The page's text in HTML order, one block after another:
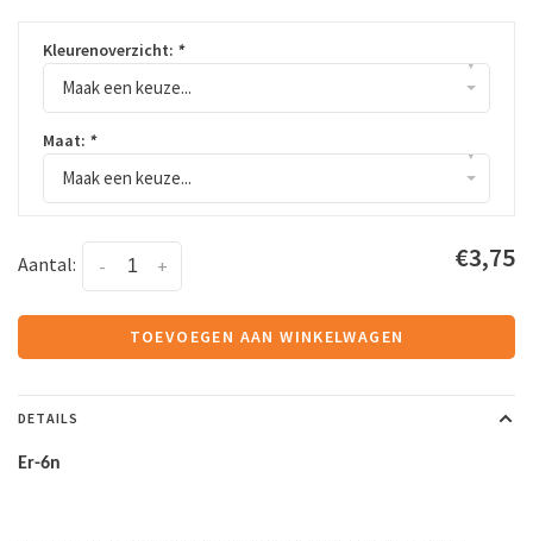
Kleurenoverzicht: *
Maak een keuze...
▾
Maat: *
Maak een keuze...
▾
Aantal: +
- €3,75
TOEVOEGEN AAN WINKELWAGEN
DETAILS
Er-6n